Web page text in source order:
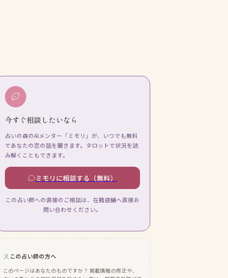
今すぐ相談したいなら
占いの森のAIメンター「ミモリ」が、いつでも無料
であなたの恋の話を聞きます。タロットで状況を読
み解くこともできます。
ミモリに相談する（無料）
この占い師への直接のご相談は、在籍店舗へ直接お
問い合わせください。
この占い師の方へ
このページはあなたのものですか？ 掲載情報の修正や、